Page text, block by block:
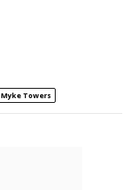
Myke Towers